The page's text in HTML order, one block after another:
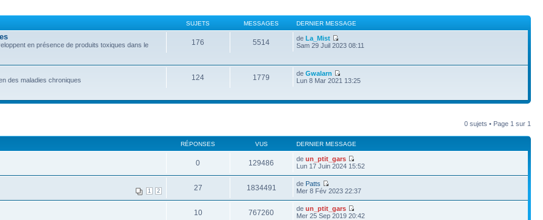
SUJETS MESSAGES DERNIER MESSAGE
en présence de produits toxiques dans le 176 5514 deLa_Mist
Sam 29 Juil 2023 08:11
des maladies chroniques 124 1779 deGwalarn
Lun 8 Mar 2021 13:25
0 sujets • Page 1 sur 1
RÉPONSES VUS DERNIER MESSAGE
0 129486 deun_ptit_gars
Lun 17 Juin 2024 15:52
1 2 27 1834491 de Patts
Mer 8 Fév 2023 22:37
10 767260 deun_ptit_gars
Mer 25 Sep 2019 20:42